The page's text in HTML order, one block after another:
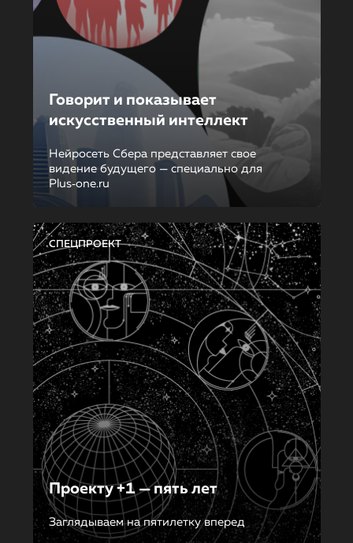
Говорит и показывает
искусственный интеллект
Нейросеть Сбера представляет свое
видение будущего — специально для
Plus‑one.ru
СПЕЦПРОЕКТ
Проекту +1 — пять лет
Заглядываем на пятилетку вперед